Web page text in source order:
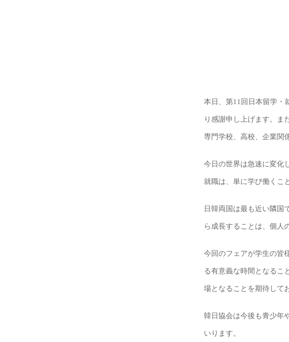
本日、第11 回日本留学・
り感謝申し上げます。ま
専門学校、高校、企業関
今日の世界は急速に変化
就職は、 単に学び働 くこ
日韓両国 は最も近い隣国
ら成長することは、個人
今回のフェアが学生の皆
る有意義な時間となるこ
場となることを期待して
韓日協会は今後も青少年
いります。